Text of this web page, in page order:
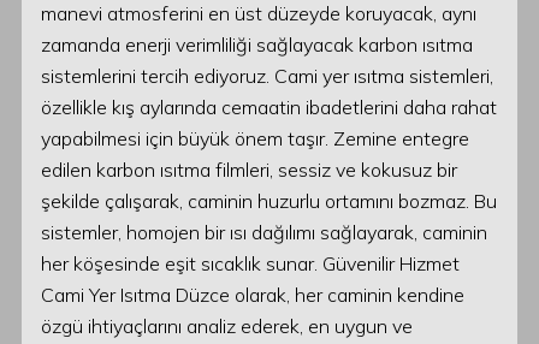
manevi atmosferini en üst düzeyde koruyacak, aynı
zamanda enerji verimliliği sağlayacak karbon ısıtma
sistemlerini tercih ediyoruz. Cami yer ısıtma sistemleri,
özellikle kış aylarında cemaatin ibadetlerini daha rahat
yapabilmesi için büyük önem taşır. Zemine entegre
edilen karbon ısıtma filmleri, sessiz ve kokusuz bir
şekilde çalışarak, caminin huzurlu ortamını bozmaz. Bu
sistemler, homojen bir ısı dağılımı sağlayarak, caminin
her köşesinde eşit sıcaklık sunar. Güvenilir Hizmet
Cami Yer Isıtma Düzce olarak, her caminin kendine
özgü ihtiyaçlarını analiz ederek, en uygun ve